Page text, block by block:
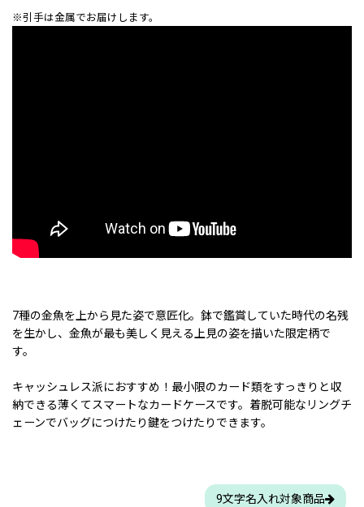
※引手は金属でお届けします。
7種の金魚を上から見た姿で意匠化。鉢で鑑賞していた時代の名残
を生かし、金魚が最も美しく見える上見の姿を描いた限定柄で
す。
キャッシュレス派におすすめ！最小限のカード類をすっきりと収
納できる薄くてスマートなカードケースです。着脱可能なリングチ
ェーンでバッグにつけたり鍵をつけたりできます。
9文字名入れ対象商品